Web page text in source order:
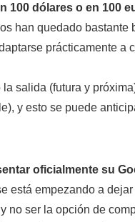
100 dólares o en 100
han quedado
prácticamente a
salida (futura y
y esto se puede
oficialmente su
está empezando a
no ser la opción de